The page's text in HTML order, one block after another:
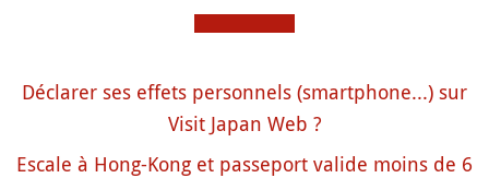
Déclarer ses effets personnels (smartphone...) sur
Visit Japan Web ?
Escale à Hong-Kong et passeport valide moins de 6